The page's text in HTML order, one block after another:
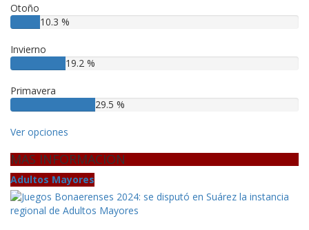
Otoño
10.3 %
Invierno
19.2 %
Primavera
29.5 %
Ver opciones
MAS INFORMACION
Adultos Mayores